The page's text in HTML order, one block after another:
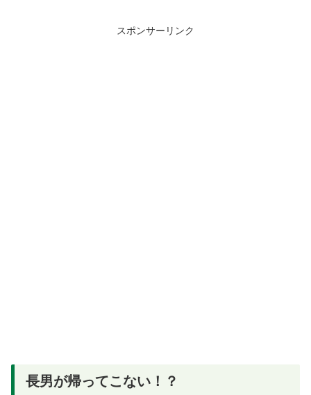
スポンサーリンク
長男が帰ってこない！？